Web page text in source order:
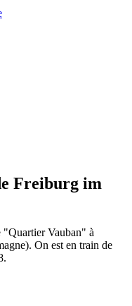
Freiburg im
Vauban" à
On est en train de